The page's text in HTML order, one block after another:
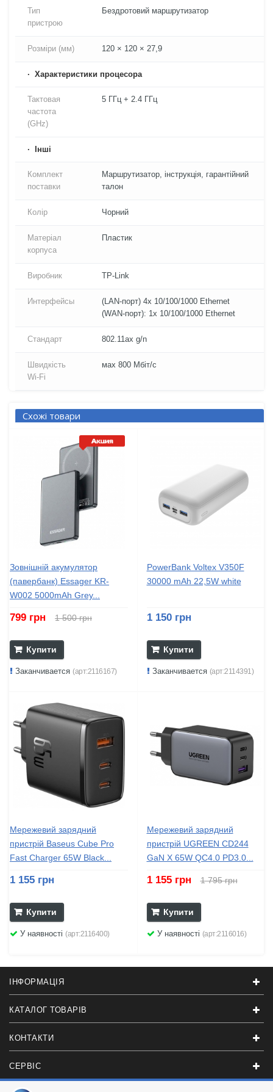
Тип
пристрою
Бездротовий маршрутизатор
Розміри (мм) 120 × 120 × 27,9
Характеристики процесора
Тактовая
частота
(GHz)
5 ГГц + 2.4 ГГц
Iнші
Комплект
поставки
Маршрутизатор, інструкція, гарантійний
талон
Колір Чорний
Матеріал
корпуса
Пластик
Виробник TP-Link
Интерфейсы
(LAN-порт) 4x 10/100/1000 Ethernet
(WAN-порт): 1x 10/100/1000 Ethernet
Стандарт 802.11ax g/n
Швидкість
Wi-Fi
мах 800 Мбіт/с
Схожі товари
Зовнішній акумулятор
(павербанк) Essager KR-
W002 5000mAh Grey...
799 грн 1 500 грн
Купити
Заканчивается (арт:2116167)
PowerBank Voltex V350F
30000 mAh 22,5W white
1 150 грн
Купити
Заканчивается (арт:2114391)
Мережевий зарядний
пристрій Baseus Cube Pro
Fast Charger 65W Black...
1 155 грн
Купити
У наявності (арт:2116400)
Мережевий зарядний
пристрій UGREEN CD244
GaN X 65W QC4.0 PD3.0...
1 155 грн 1 795 грн
Купити
У наявності (арт:2116016)
ІНФОРМАЦІЯ
КАТАЛОГ ТОВАРІВ
КОНТАКТИ
СЕРВІС